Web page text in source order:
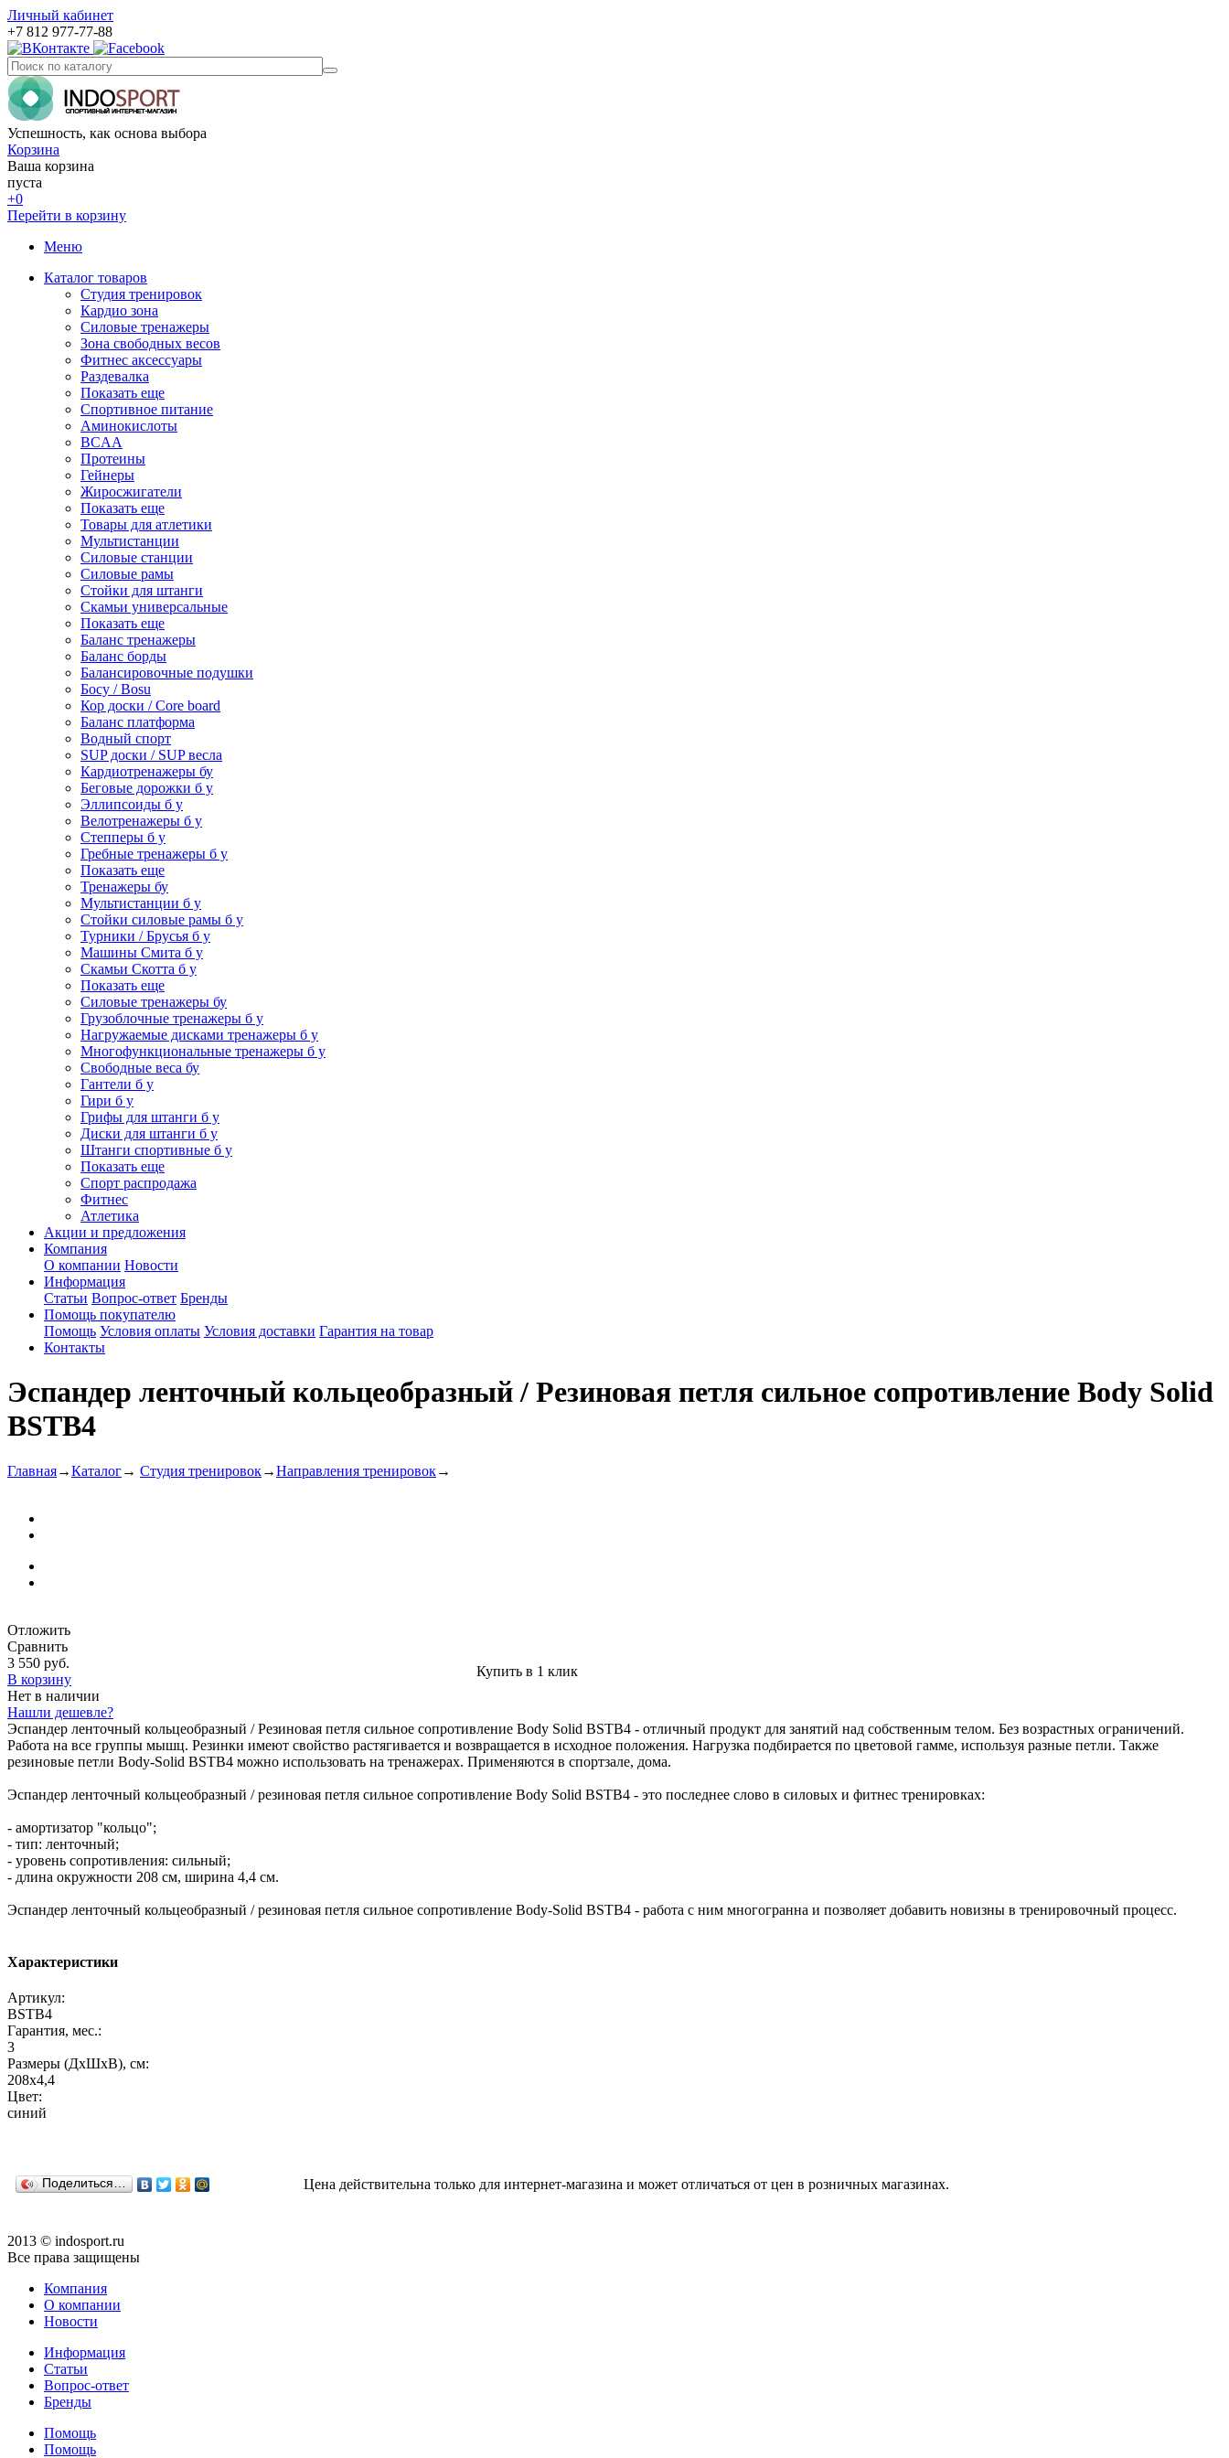
Личный кабинет
+7 812 977-77-88
Успешность, как основа выбора
Корзина
Ваша корзина
пуста
+0
Перейти в корзину
Меню
Каталог товаров
Студия тренировок
Кардио зона
Силовые тренажеры
Зона свободных весов
Фитнес аксессуары
Раздевалка
Показать еще
Спортивное питание
Аминокислоты
BCAA
Протеины
Гейнеры
Жиросжигатели
Показать еще
Товары для атлетики
Мультистанции
Силовые станции
Силовые рамы
Стойки для штанги
Скамьи универсальные
Показать еще
Баланс тренажеры
Баланс борды
Балансировочные подушки
Босу / Bosu
Кор доски / Core board
Баланс платформа
Водный спорт
SUP доски / SUP весла
Кардиотренажеры бу
Беговые дорожки б у
Эллипсоиды б у
Велотренажеры б у
Степперы б у
Гребные тренажеры б у
Показать еще
Тренажеры бу
Мультистанции б у
Стойки силовые рамы б у
Турники / Брусья б у
Машины Смита б у
Скамьи Скотта б у
Показать еще
Силовые тренажеры бу
Грузоблочные тренажеры б у
Нагружаемые дисками тренажеры б у
Многофункциональные тренажеры б у
Свободные веса бу
Гантели б у
Гири б у
Грифы для штанги б у
Диски для штанги б у
Штанги спортивные б у
Показать еще
Спорт распродажа
Фитнес
Атлетика
Акции и предложения
Компания
О компании Новости
Информация
Статьи Вопрос-ответ Бренды
Помощь покупателю
Помощь Условия оплаты Условия доставки Гарантия на товар
Контакты
Эспандер ленточный кольцеобразный / Резиновая петля сильное сопротивление Body Solid
BSTB4
Главная→Каталог→ Студия тренировок→Направления тренировок→
Отложить
Сравнить
3 550 руб.
В корзину
Купить в 1 клик
Нет в наличии
Нашли дешевле?
Эспандер ленточный кольцеобразный / Резиновая петля сильное сопротивление Body Solid BSTB4 - отличный продукт для занятий над собственным телом. Без возрастных ограничений.
Работа на все группы мышц. Резинки имеют свойство растягивается и возвращается в исходное положения. Нагрузка подбирается по цветовой гамме, используя разные петли. Также
резиновые петли Body-Solid BSTB4 можно использовать на тренажерах. Применяются в спортзале, дома.
Эспандер ленточный кольцеобразный / резиновая петля сильное сопротивление Body Solid BSTB4 - это последнее слово в силовых и фитнес тренировках:
- амортизатор "кольцо";
- тип: ленточный;
- уровень сопротивления: сильный;
- длина окружности 208 см, ширина 4,4 см.
Эспандер ленточный кольцеобразный / резиновая петля сильное сопротивление Body-Solid BSTB4 - работа с ним многогранна и позволяет добавить новизны в тренировочный процесс.
Характеристики
Артикул:
BSTB4
Гарантия, мес.:
3
Размеры (ДхШхВ), см:
208х4,4
Цвет:
синий
Поделиться… Цена действительна только для интернет-магазина и может отличаться от цен в розничных магазинах.
2013 © indosport.ru
Все права защищены
Компания
О компании
Новости
Информация
Статьи
Вопрос-ответ
Бренды
Помощь
Помощь